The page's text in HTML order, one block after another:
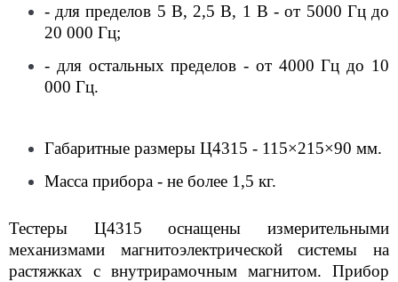
- для пределов 5 В, 2,5 В, 1 В - от 5000 Гц до
20 000 Гц;
- для остальных пределов - от 4000 Гц до 10
000 Гц.
Габаритные размеры Ц4315 - 115×215×90 мм.
Масса прибора - не более 1,5 кг.
Тестеры Ц4315 оснащены измерительными
механизмами магнитоэлектрической системы на
растяжках с внутрирамочным магнитом. Прибор